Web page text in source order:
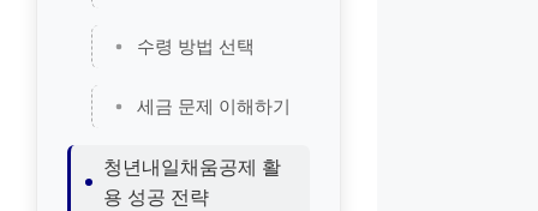
수령 방법 선택
세금 문제 이해하기
청년내일채움공제 활
용 성공 전략